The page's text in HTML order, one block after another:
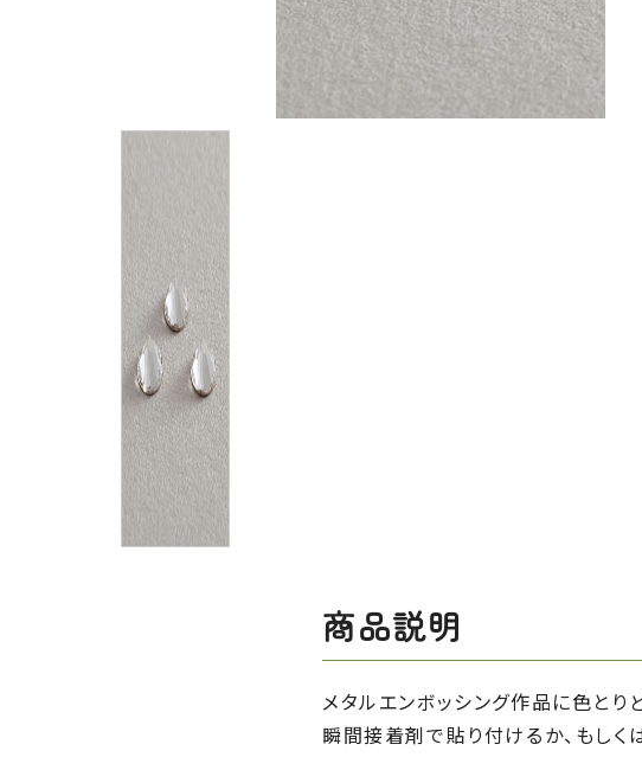
商品説明
メタルエンボッシング作品に色とり
瞬間接着剤で貼り付けるか、もしく